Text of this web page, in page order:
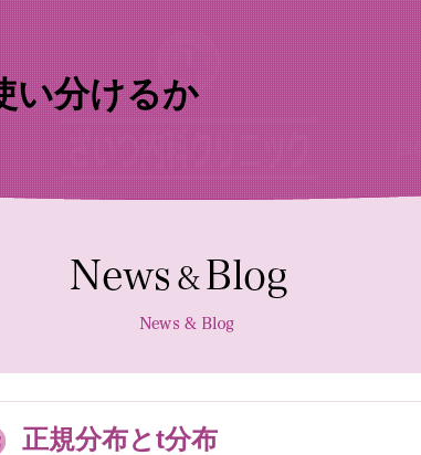
設
待合
診察
採血
エコ
レン
正規分布とt分布
い分けるか